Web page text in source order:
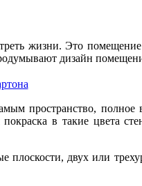
жизни. Это
дизайн
пространство, полное
в такие цвета
двух или